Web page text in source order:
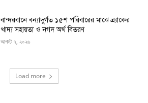
বান্দরবানে বন্যাদুর্গত ১৫শ পরিবারের মাঝে ব্র্যাকের
খাদ্য সহায়তা ও নগদ অর্থ বিতরণ
আগস্ট ৭, ২০২৬
Load more